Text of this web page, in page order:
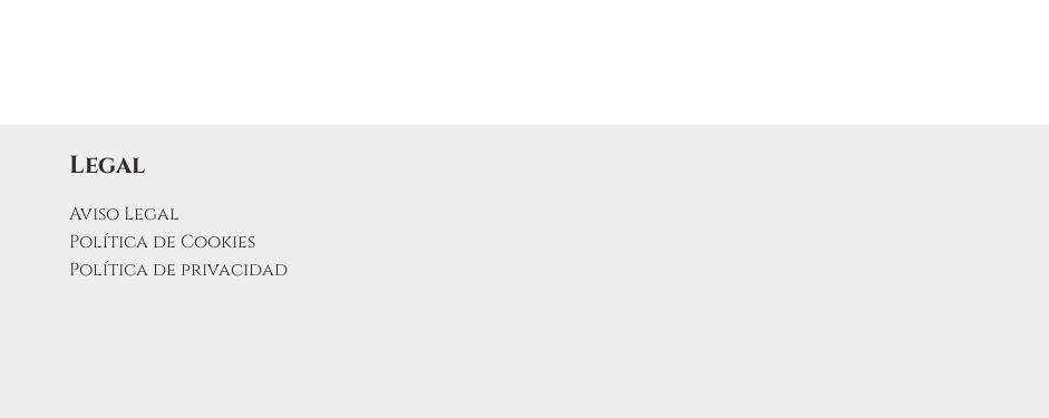
Legal
Aviso Legal
Política de Cookies
Política de privacidad